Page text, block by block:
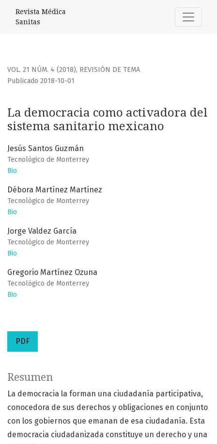
La democracia como activadora del sistema sanitario
Revista Médica
Sanitas
VOL. 21 NÚM. 4 (2018), REVISIÓN DE TEMA
La democracia como activadora del
sistema sanitario mexicano
Publicado 2018-10-01
Jesús Santos Guzmán
Tecnológico de Monterrey
Bio
Débora Martínez Martínez
Tecnológico de Monterrey
Bio
Jorge Valdez García
Tecnológico de Monterrey
Bio
Gregorio Martínez Ozuna
Tecnológico de Monterrey
Bio
PDF
Resumen
La democracia la forman una ciudadanía participativa,
conocedora de sus derechos y obligaciones en conjunto
con los gobiernos que emanan de esa ciudadanía. Esta
democracia ciudadanizada constituye un derecho y una